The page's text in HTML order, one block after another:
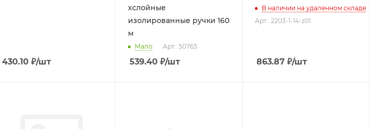
430.10 ₽/шт
хслойные
изолированные ручки 160
м
Мало Арт.: 50763
539.40₽/шт
В наличии на удаленном складе
Арт.: 2203-1-14-z01
863.87₽/шт